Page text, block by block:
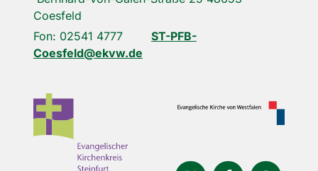
Coesfeld
Fon: 02541 4777 ST-PFB-
Coesfeld@ekvw.de